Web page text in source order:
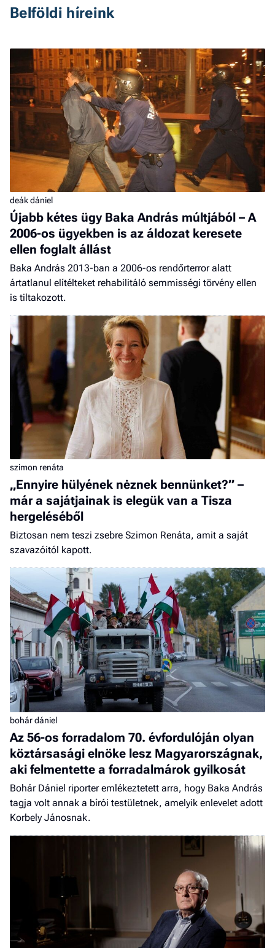
Belföldi híreink
deák dániel
Újabb kétes ügy Baka András múltjából – A
2006-os ügyekben is az áldozat keresete
ellen foglalt állást
Baka András 2013-ban a 2006-os rendőrterror alatt
ártatlanul elítélteket rehabilitáló semmisségi törvény ellen
is tiltakozott.
szimon renáta
„Ennyire hülyének nėznek bennünket?” –
már a sajátjainak is elegük van a Tisza
hergeléséből
Biztosan nem teszi zsebre Szimon Renáta, amit a saját
szavazóitól kapott.
bohár dániel
Az 56-os forradalom 70. évfordulóján olyan
köztársasági elnöke lesz Magyarországnak,
aki felmentette a forradalmárok gyilkosát
Bohár Dániel riporter emlékeztetett arra, hogy Baka András
tagja volt annak a bírói testületnek, amelyik enlevelet adott
Korbely Jánosnak.